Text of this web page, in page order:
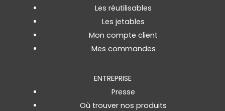
Les réutilisables
Les jetables
Mon compte client
Mes commandes
ENTREPRISE
Presse
Où trouver nos produits